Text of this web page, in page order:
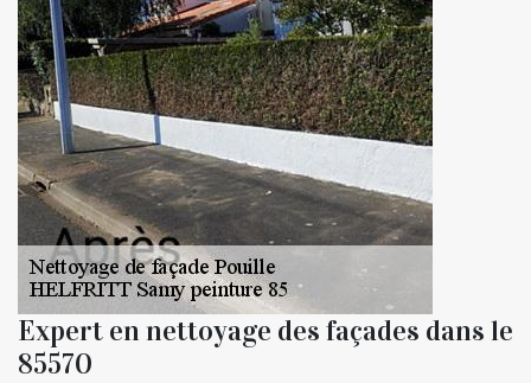
Expert en nettoyage des façades dans le
85570